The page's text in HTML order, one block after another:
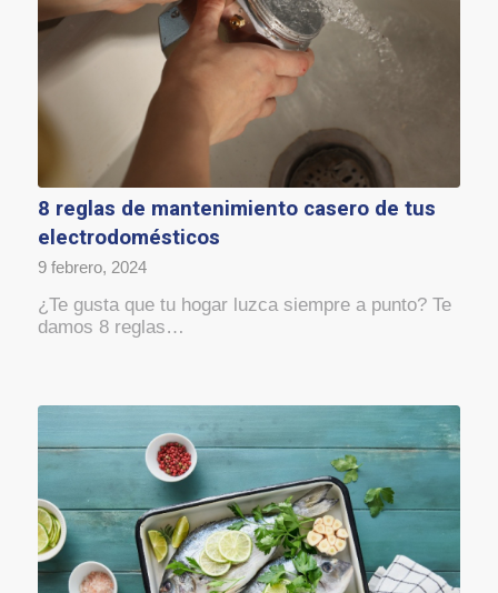
8 reglas de mantenimiento casero de tus
electrodomésticos
9 febrero, 2024
¿Te gusta que tu hogar luzca siempre a punto? Te
damos 8 reglas…